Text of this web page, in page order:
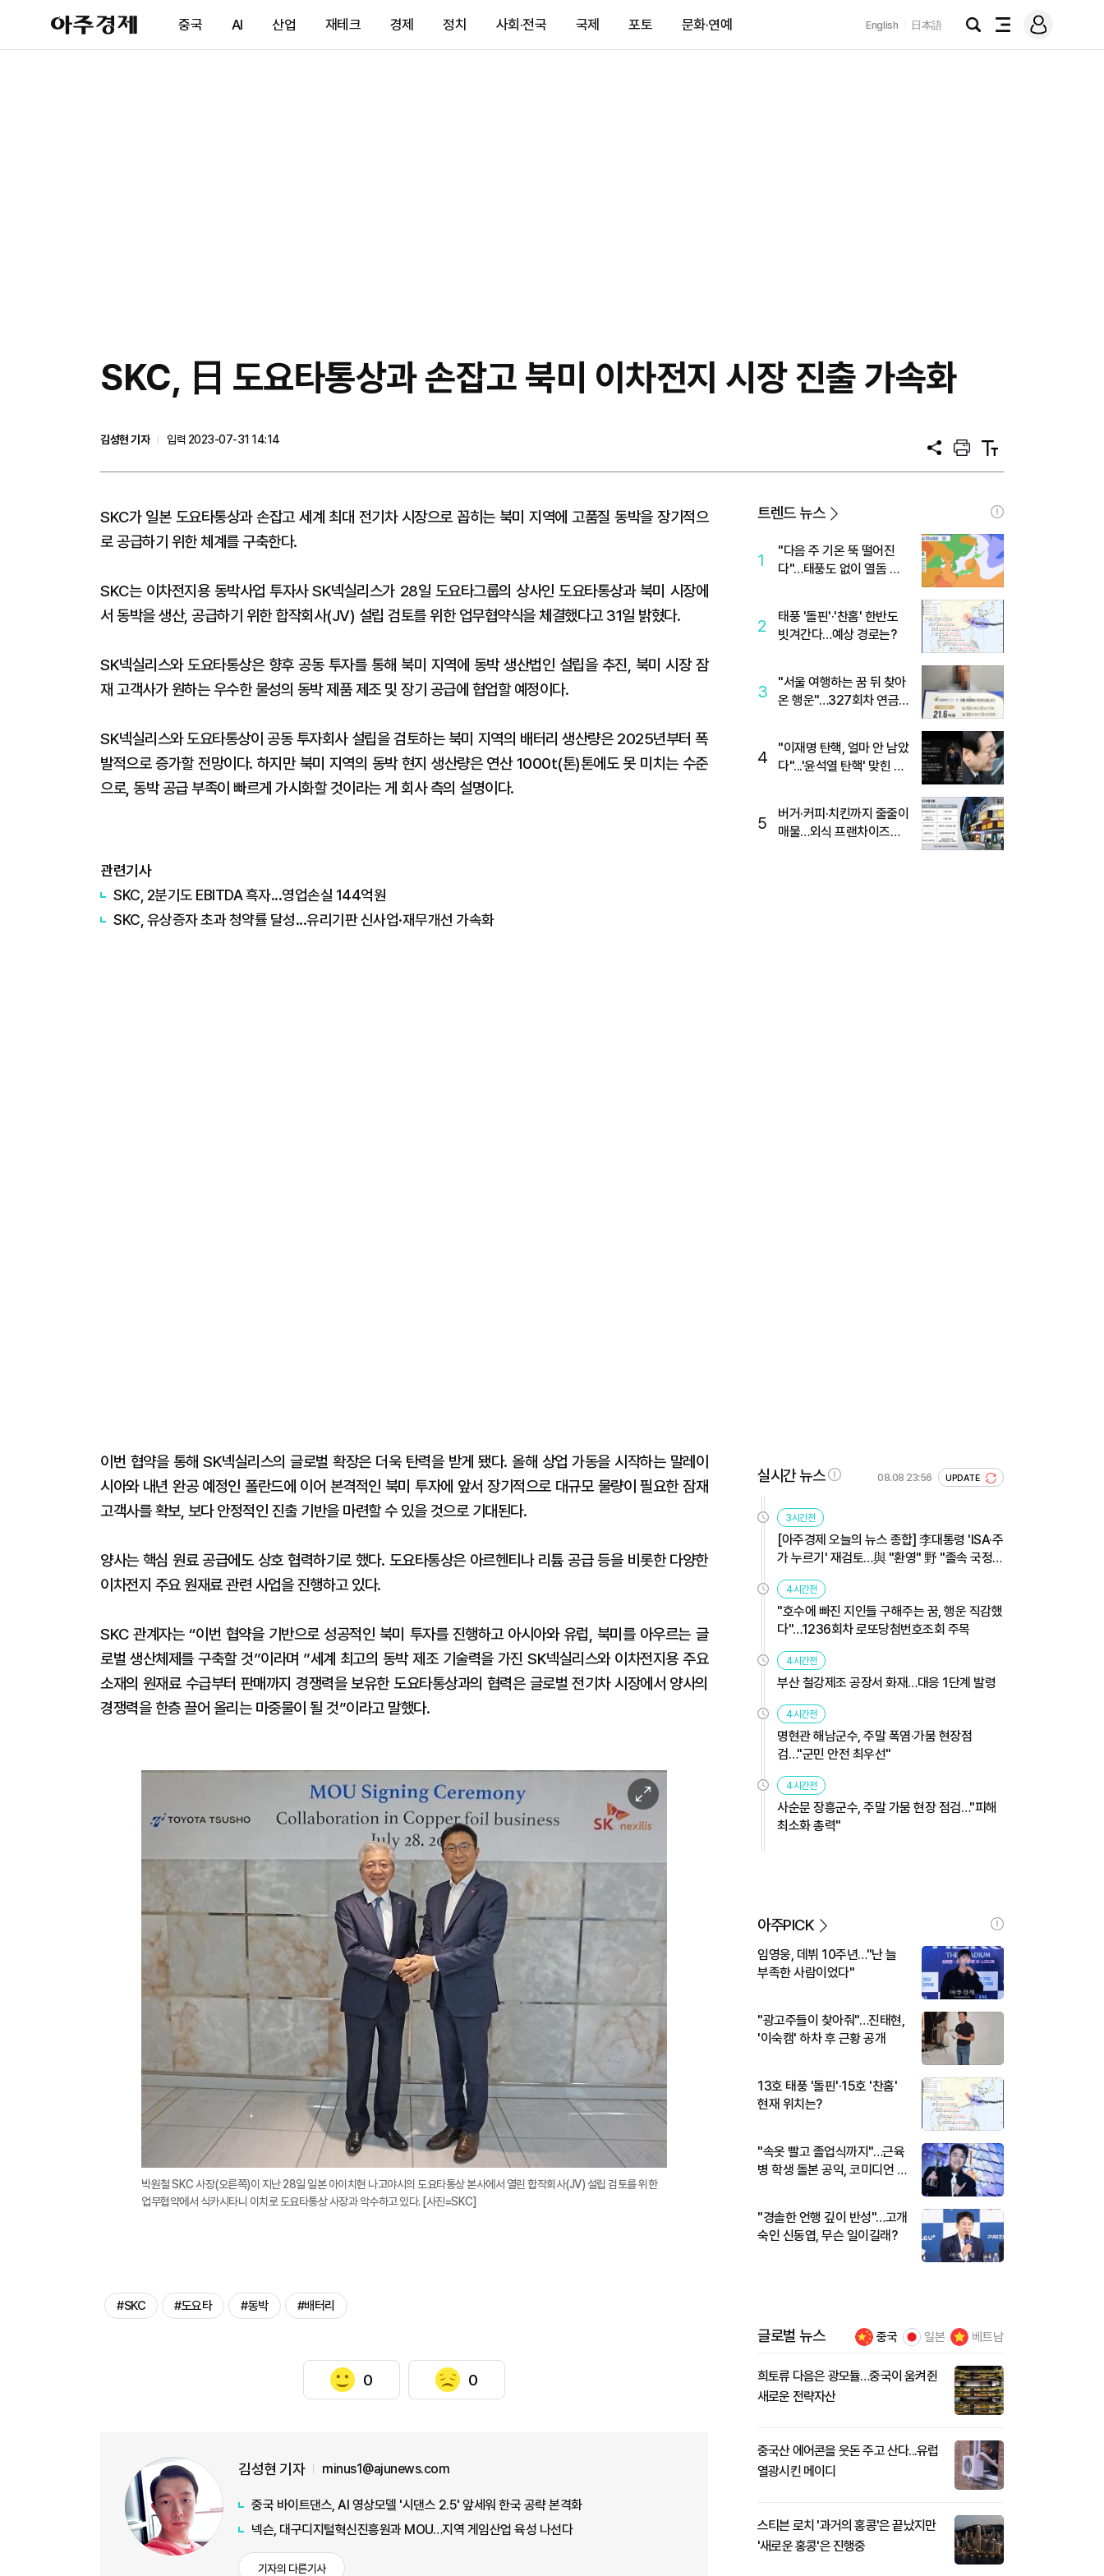
아
주
제
중국 AI 산업 재테크 경제 정치 사회·전국 국제 포토 문화·연예 English 日本語
검
전
메
그
SKC, 日 도요타통상과 손잡고 북미 이차전지 시장 진출 가속화
김성현 기자
입력 2023-07-31 14:14
공
프
트
텍
트
SKC가 일본 도요타통상과 손잡고 세계 최대 전기차 시장으로 꼽히는 북미 지역에 고품질 동박을 장기적으
로 공급하기 위한 체계를 구축한다.
SKC는 이차전지용 동박사업 투자사 SK넥실리스가 28일 도요타그룹의 상사인 도요타통상과 북미 시장에
서 동박을 생산, 공급하기 위한 합작회사(JV) 설립 검토를 위한 업무협약식을 체결했다고 31일 밝혔다.
SK넥실리스와 도요타통상은 향후 공동 투자를 통해 북미 지역에 동박 생산법인 설립을 추진, 북미 시장 잠
재 고객사가 원하는 우수한 물성의 동박 제품 제조 및 장기 공급에 협업할 예정이다.
SK넥실리스와 도요타통상이 공동 투자회사 설립을 검토하는 북미 지역의 배터리 생산량은 2025년부터 폭
발적으로 증가할 전망이다. 하지만 북미 지역의 동박 현지 생산량은 연산 1000t(톤)톤에도 못 미치는 수준
으로, 동박 공급 부족이 빠르게 가시화할 것이라는 게 회사 측의 설명이다.
관련기사
SKC, 2분기도 EBITDA 흑자...영업손실 144억원
SKC, 유상증자 초과 청약률 달성...유리기판 신사업·재무개선 가속화
이번 협약을 통해 SK넥실리스의 글로벌 확장은 더욱 탄력을 받게 됐다. 올해 상업 가동을 시작하는 말레이
시아와 내년 완공 예정인 폴란드에 이어 본격적인 북미 투자에 앞서 장기적으로 대규모 물량이 필요한 잠재
고객사를 확보, 보다 안정적인 진출 기반을 마련할 수 있을 것으로 기대된다.
양사는 핵심 원료 공급에도 상호 협력하기로 했다. 도요타통상은 아르헨티나 리튬 공급 등을 비롯한 다양한
이차전지 주요 원재료 관련 사업을 진행하고 있다.
SKC 관계자는 “이번 협약을 기반으로 성공적인 북미 투자를 진행하고 아시아와 유럽, 북미를 아우르는 글
로벌 생산체제를 구축할 것”이라며 ”세계 최고의 동박 제조 기술력을 가진 SK넥실리스와 이차전지용 주요
소재의 원재료 수급부터 판매까지 경쟁력을 보유한 도요타통상과의 협력은 글로벌 전기차 시장에서 양사의
경쟁력을 한층 끌어 올리는 마중물이 될 것”이라고 말했다.
이
미
확
박원철 SKC 사장(오른쪽)이 지난 28일 일본 아이치현 나고야시의 도요타통상 본사에서 열린 합작회사(JV) 설립 검토를 위한
업무협약에서 식카시타니 이치로 도요타통상 사장과 악수하고 있다. [사진=SKC]
#SKC #도요타 #동박 #배터리
0 0
김성현 기자 minus1@ajunews.com
중국 바이트댄스, AI 영상모델 '시댄스 2.5' 앞세워 한국 공략 본격화
넥슨, 대구디지털혁신진흥원과 MOU…지역 게임산업 육성 나선다
기자의 다른기사
트렌드 뉴스
1
"다음 주 기온 뚝 떨어진
다"…태풍도 없이 열돔 박
2
태풍 '돌핀'·'찬홈' 한반도
빗겨간다…예상 경로는?
3
"서울 여행하는 꿈 뒤 찾아
온 행운"…327회차 연금
4
"이재명 탄핵, 얼마 안 남았
다"...'윤석열 탄핵' 맞힌 무
5
버거·커피·치킨까지 줄줄이
매물…외식 프랜차이즈
실시간 뉴스 08.08 23:56 UPDATE
3시간전
[아주경제 오늘의 뉴스 종합] 李대통령 'ISA·주
가 누르기' 재검토…與 "환영" 野 "졸속 국정"
外
4시간전
"호수에 빠진 지인들 구해주는 꿈, 행운 직감했
다"…1236회차 로또당첨번호조회 주목
4시간전
부산 철강제조 공장서 화재…대응 1단계 발령
4시간전
명현관 해남군수, 주말 폭염·가뭄 현장점
검…"군민 안전 최우선"
4시간전
사순문 장흥군수, 주말 가뭄 현장 점검…"피해
최소화 총력"
아주PICK
임영웅, 데뷔 10주년…"난 늘
부족한 사람이었다"
"광고주들이 찾아줘"…진태현,
'이숙캠' 하차 후 근황 공개
13호 태풍 '돌핀'·15호 '찬홈'
현재 위치는?
"속옷 빨고 졸업식까지"…근육
병 학생 돌본 공익, 코미디언 김
"경솔한 언행 깊이 반성"…고개
숙인 신동엽, 무슨 일이길래?
글로벌 뉴스 중국 일본 베트남
희토류 다음은 광모듈…중국이 움켜쥔
새로운 전략자산
중국산 에어콘을 웃돈 주고 산다...유럽
열광시킨 메이디
스티븐 로치 '과거의 홍콩'은 끝났지만
'새로운 홍콩'은 진행중